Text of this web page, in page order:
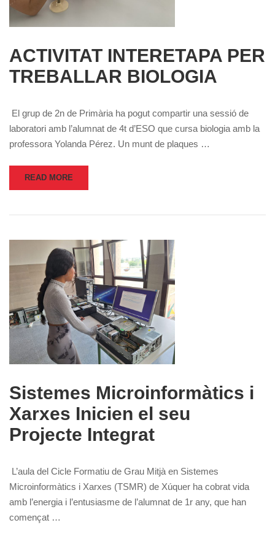
ACTIVITAT INTERETAPA PER
TREBALLAR BIOLOGIA
El grup de 2n de Primària ha pogut compartir una sessió de
laboratori amb l’alumnat de 4t d’ESO que cursa biologia amb la
professora Yolanda Pérez. Un munt de plaques …
READ MORE
Sistemes Microinformàtics i
Xarxes Inicien el seu
Projecte Integrat
L’aula del Cicle Formatiu de Grau Mitjà en Sistemes
Microinformàtics i Xarxes (TSMR) de Xúquer ha cobrat vida
amb l’energia i l’entusiasme de l’alumnat de 1r any, que han
començat …